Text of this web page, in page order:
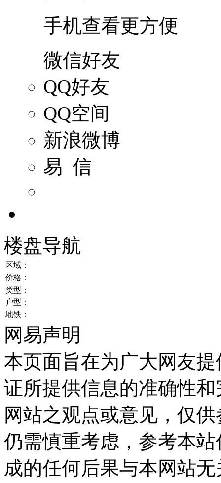
手机查看更方便
微信好友
QQ好友
QQ空间
新浪微博
易 信
楼盘导航
区域：
价格：
类型：
户型：
地铁：
网易声明
本页面旨在为广大网友
证所提供信息的准确性
网站之观点或意见，仅
仍需慎重考虑，参考本
成的任何后果与本网站